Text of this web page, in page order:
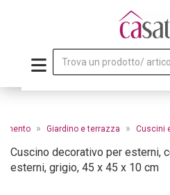
» Giardino e terrazza » Cuscini
Cuscino decorativo per esterni,
esterni, grigio, 45 x 45 x 10 cm